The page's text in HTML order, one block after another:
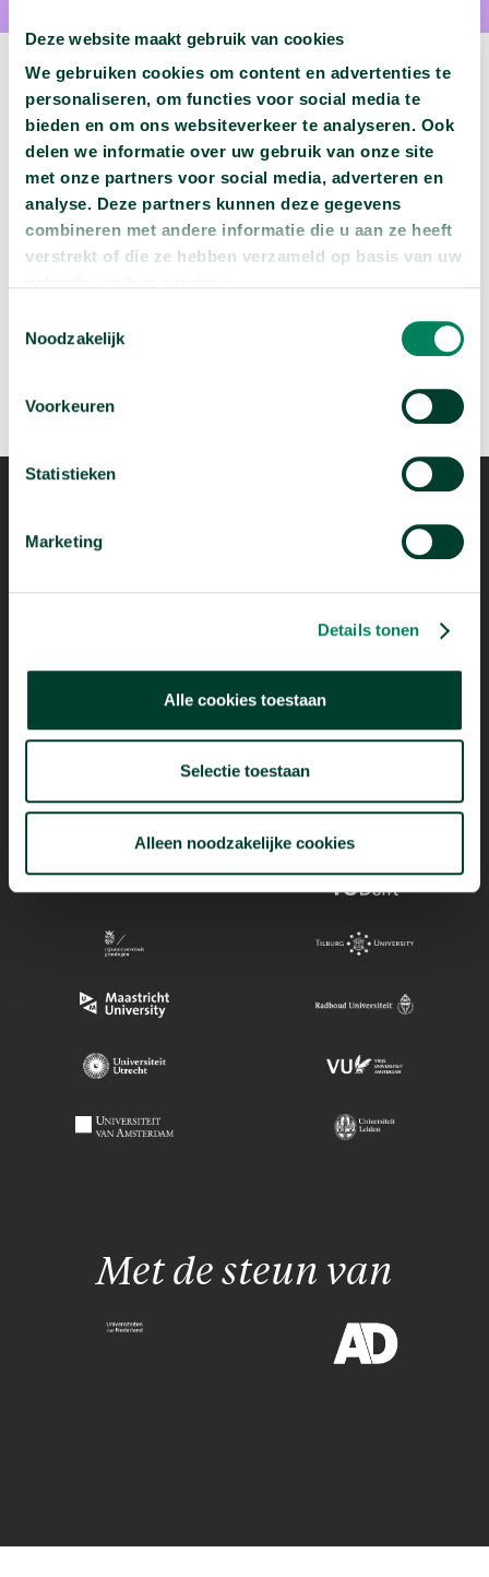
Deze website maakt gebruik van cookies
We gebruiken cookies om content en advertenties te
personaliseren, om functies voor social media te
bieden en om ons websiteverkeer te analyseren. Ook
delen we informatie over uw gebruik van onze site
met onze partners voor social media, adverteren en
analyse. Deze partners kunnen deze gegevens
combineren met andere informatie die u aan ze heeft
verstrekt of die ze hebben verzameld op basis van uw
Noodzakelijk
Voorkeuren
Statistieken
Marketing
Details tonen
Alle cookies toestaan
Selectie toestaan
Alleen noodzakelijke cookies
Volgende podcast:
Wat zijn jouw naam en bsn-nummer waard?
Beluister deze podcast arrow_forward
Mogelijk dankzij
Met de steun van